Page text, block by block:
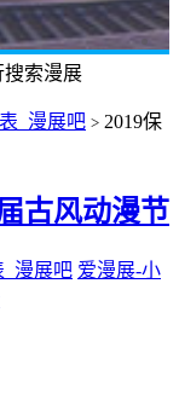
搜索漫展
_漫展吧 > 2019保
古风动漫节
_漫展吧 爱漫展-小